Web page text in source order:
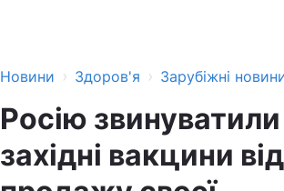
Новини › Здоров'я › Зарубіжні
Росію
західні вакцини